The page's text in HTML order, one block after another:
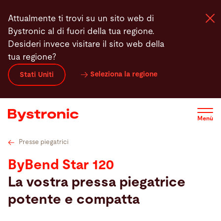
contenuto
principale
Attualmente ti trovi su un sito web di
Bystronic al di fuori della tua regione.
Desideri invece visitare il sito web della
tua regione?
Stati Uniti Seleziona la regione
Menù
Macchine e Software
Servizi
Newsroom
Azienda
Presse piegatrici
ByBend Star 120
La vostra pressa piegatrice
potente e compatta